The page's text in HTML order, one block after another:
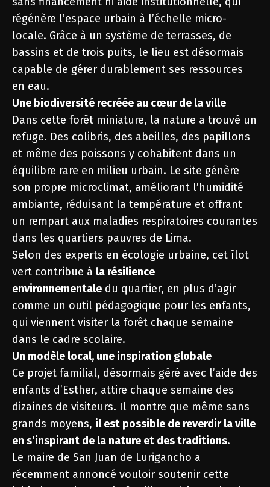
régénère l’espace urbain à l’échelle micro-
locale. Grâce à un système de terrasses, de
bassins et de trois puits, le lieu est désormais
capable de gérer durablement ses ressources
en eau.
Une biodiversité recréée au cœur de la ville
Dans cette forêt miniature, la nature a trouvé un
refuge. Des colibris, des abeilles, des papillons
et même des poissons y cohabitent dans un
équilibre rare en milieu urbain. Le site génère
son propre microclimat, améliorant l’humidité
ambiante, réduisant la température et offrant
un rempart aux maladies respiratoires courantes
dans les quartiers pauvres de Lima.
Selon des experts en écologie urbaine, cet îlot
vert contribue à la résilience
environnementale du quartier, en plus d’agir
comme un outil pédagogique pour les enfants,
qui viennent visiter la forêt chaque semaine
dans le cadre scolaire.
Un modèle local, une inspiration globale
Ce projet familial, désormais géré avec l’aide des
enfants d’Esther, attire chaque semaine des
dizaines de visiteurs. Il montre que même sans
grands moyens, il est possible de reverdir la ville
en s’inspirant de la nature et des traditions.
Le maire de San Juan de Lurigancho a
récemment annoncé vouloir soutenir cette